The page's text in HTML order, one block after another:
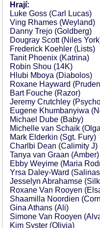
Hrají:
Luke Goss (Carl Lucas)
Ving Rhames (Weyland)
Danny Trejo (Goldberg)
Dougray Scott (Niles
Frederick Koehler (Lists)
Tanit Phoenix (Katrina)
Robin Shou (14K)
Hlubi Mboya (Diabolos)
Roxane Hayward
Bart Fouche (Razor)
Jeremy Crutchley
Eugene Khumbanyiwa
Michael Dube (Baby)
Michelle van Schaik
Mark Elderkin (Sgt. Fury)
Charlbi Dean (Calimity J)
Tanya van Graan (Amber)
Ebby Weyime (Maria
Yrsa Daley-Ward
Jesselyn Abrahamse
Roxane Van Rooyen
Shaamilla Noordien
Gina Athans (Ali)
Simone Van Rooyen
Kim Syster (Olivia)